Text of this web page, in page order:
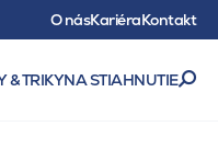
O násKariéraKontakt
& TRIKYNA STIAHNUTIE